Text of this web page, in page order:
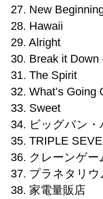
27. New
28. Hawaii
29. Alright
30. Break it Down
31. The Spirit
32. What’s Going
33. Sweet
34. ビッグバン
35. TRIPLE
36. クレーンゲー
37. プラネタリウ
38. 家電量販店